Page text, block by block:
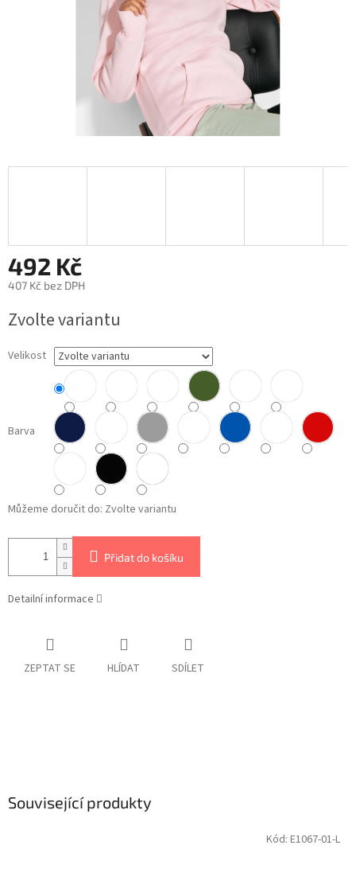
492 Kč
407 Kč bez DPH
cena:
Zvolte variantu
Velikost
Barva
Můžeme doručit do: Zvolte variantu
Přidat do košíku
Detailní informace
ZEPTAT SE HLÍDAT SDÍLET
Související produkty
Kód: E1067-01-L